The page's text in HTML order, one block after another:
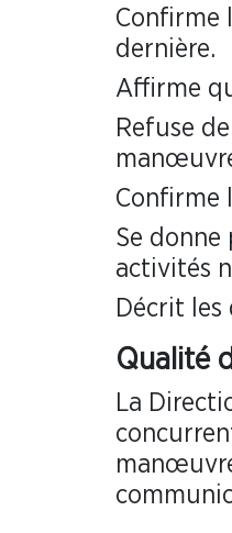
Confirme
dernière.
Affirme
Refuse
Confirme
Se donne
activités
Décrit les
Qualité
La